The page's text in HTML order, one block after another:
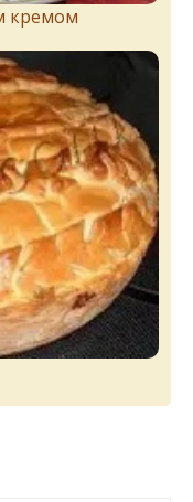
кремом